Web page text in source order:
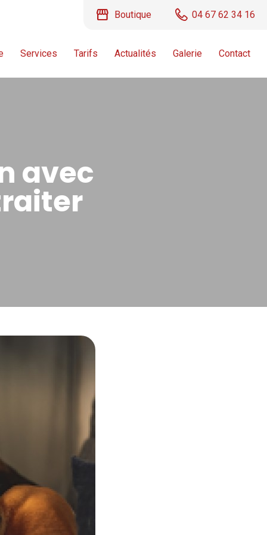
storefront Boutique 04 67 62 34 16
Services Tarifs Actualités Galerie Contact
avec